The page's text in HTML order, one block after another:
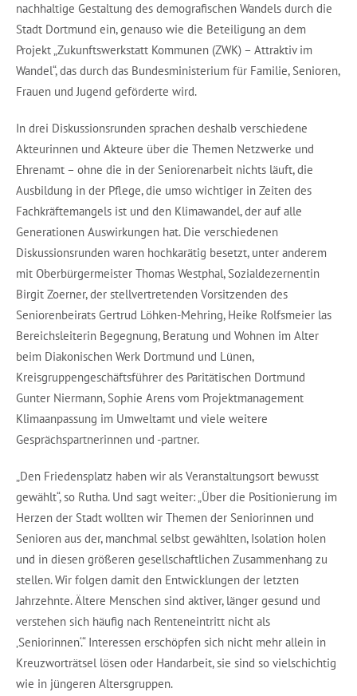
nachhaltige Gestaltung des demografischen Wandels durch die
Stadt Dortmund ein, genauso wie die Beteiligung an dem
Projekt „Zukunftswerkstatt Kommunen (ZWK) – Attraktiv im
Wandel“, das durch das Bundesministerium für Familie, Senioren,
Frauen und Jugend geförderte wird.
In drei Diskussionsrunden sprachen deshalb verschiedene
Akteurinnen und Akteure über die Themen Netzwerke und
Ehrenamt – ohne die in der Seniorenarbeit nichts läuft, die
Ausbildung in der Pflege, die umso wichtiger in Zeiten des
Fachkräftemangels ist und den Klimawandel, der auf alle
Generationen Auswirkungen hat. Die verschiedenen
Diskussionsrunden waren hochkarätig besetzt, unter anderem
mit Oberbürgermeister Thomas Westphal, Sozialdezernentin
Birgit Zoerner, der stellvertretenden Vorsitzenden des
Seniorenbeirats Gertrud Löhken-Mehring, Heike Rolfsmeier las
Bereichsleiterin Begegnung, Beratung und Wohnen im Alter
beim Diakonischen Werk Dortmund und Lünen,
Kreisgruppengeschäftsführer des Paritätischen Dortmund
Gunter Niermann, Sophie Arens vom Projektmanagement
Klimaanpassung im Umweltamt und viele weitere
Gesprächspartnerinnen und -partner.
„Den Friedensplatz haben wir als Veranstaltungsort bewusst
gewählt“, so Rutha. Und sagt weiter: „Über die Positionierung im
Herzen der Stadt wollten wir Themen der Seniorinnen und
Senioren aus der, manchmal selbst gewählten, Isolation holen
und in diesen größeren gesellschaftlichen Zusammenhang zu
stellen. Wir folgen damit den Entwicklungen der letzten
Jahrzehnte. Ältere Menschen sind aktiver, länger gesund und
verstehen sich häufig nach Renteneintritt nicht als
‚Seniorinnen‘.“ Interessen erschöpfen sich nicht mehr allein in
Kreuzworträtsel lösen oder Handarbeit, sie sind so vielschichtig
wie in jüngeren Altersgruppen.